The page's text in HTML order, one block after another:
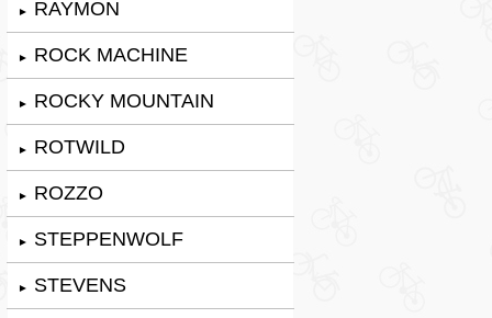
► RAYMON
► ROCK MACHINE
► ROCKY MOUNTAIN
► ROTWILD
► ROZZO
► STEPPENWOLF
► STEVENS